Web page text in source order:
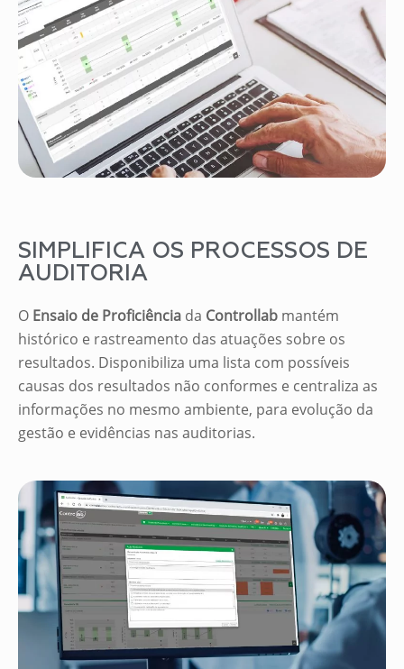
SIMPLIFICA OS PROCESSOS DE
AUDITORIA
O Ensaio de Proficiência da Controllab mantém
histórico e rastreamento das atuações sobre os
resultados. Disponibiliza uma lista com possíveis
causas dos resultados não conformes e centraliza as
informações no mesmo ambiente, para evolução da
gestão e evidências nas auditorias.